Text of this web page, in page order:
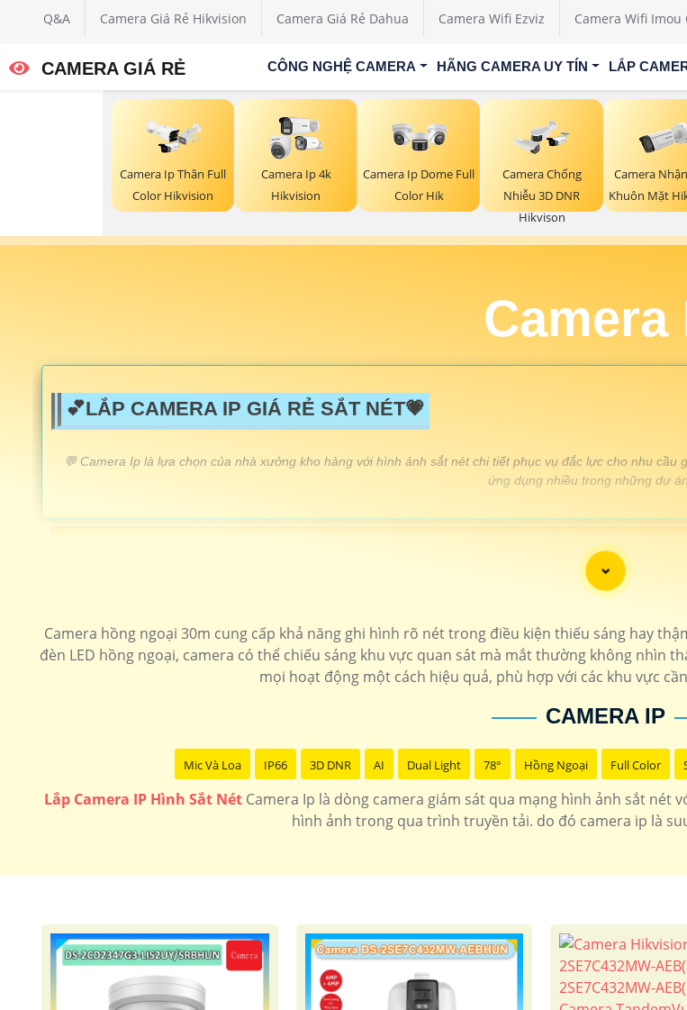
Q&A Camera Giá Rẻ Hikvision Camera Giá Rẻ Dahua Camera Wifi Ezviz Camera Wifi Imou
CAMERA GIÁ RẺ CÔNG NGHỆ CAMERA HÃNG CAMERA UY TÍN LẮP
Camera Ip Thân Full
Color Hikvision
Camera Ip 4k
Hikvision
Camera Ip Dome Full
Color Hik
Camera Chống
Nhiễu 3D DNR
Hikvison
Camera
Khuôn Mặt
Camera
💕LẮP CAMERA IP GIÁ RẺ SẮT NÉT💗
️💬 Camera Ip là lựa chọn của nhà xưởng kho hàng với hình ảnh sắt nét chi tiết phục vụ đắc lực cho nhu
ứng dụng nhiều trong những dự
120.000 VNĐ
📎1.230.000 VNĐ
Lắp camera ip có màu ban đêm
1.800.000 VNĐ▫️
Lắp camera ip giá rẻ
📎 1.600.000 VNĐ▫️
Camera hồng ngoại 30m cung cấp khả năng ghi hình rõ nét trong điều kiện thiếu sáng hay
đèn LED hồng ngoại, camera có thể chiếu sáng khu vực quan sát mà mắt thường không nhìn
mọi hoạt động một cách hiệu quả, phù hợp với các khu vực
CAMERA IP
Mic Và Loa IP66 3D DNR AI Dual Light 78° Hồng Ngoại Full Color
Lắp Camera IP Hình Sắt NétCamera Ip là dòng camera giám sát qua mạng hình ảnh sắt
hình ảnh trong qua trình truyền tải. do đó camera ip là